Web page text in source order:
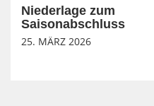
Niederlage zum
Saisonabschluss
25. MÄRZ 2026